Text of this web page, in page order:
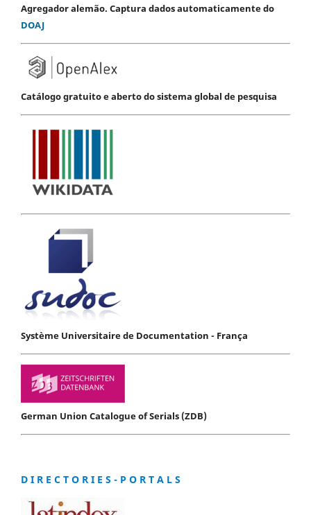
Agregador alemão. Captura dados automaticamente do
DOAJ
Catálogo gratuito e aberto do sistema global de pesquisa
Système Universitaire de Documentation - França
German Union Catalogue of Serials (ZDB)
D I R E C T O R I E S - P O R T A L S